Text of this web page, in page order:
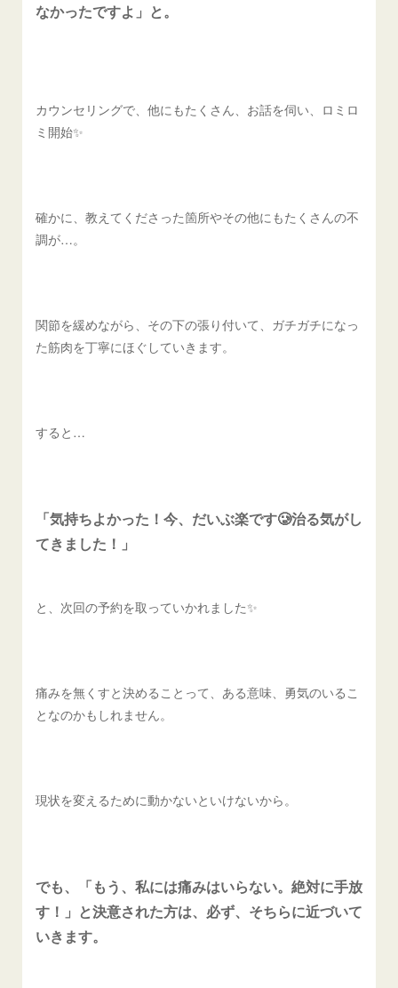
なかったですよ」と。
カウンセリングで、他にもたくさん、お話を伺い、ロミロ
ミ開始✨
確かに、教えてくださった箇所やその他にもたくさんの不
調が…。
関節を緩めながら、その下の張り付いて、ガチガチになっ
た筋肉を丁寧にほぐしていきます。
すると…
「気持ちよかった！今、だいぶ楽です🥲治る気がし
てきました！」
と、次回の予約を取っていかれました✨
痛みを無くすと決めることって、ある意味、勇気のいるこ
となのかもしれません。
現状を変えるために動かないといけないから。
でも、「もう、私には痛みはいらない。絶対に手放
す！」と決意された方は、必ず、そちらに近づいて
いきます。